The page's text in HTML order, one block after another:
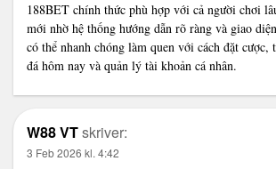
188BET chính thức phù hợp với cả người chơi
mới nhờ hệ thống hướng dẫn rõ ràng và giao
có thể nhanh chóng làm quen với cách đặt cược,
đá hôm nay và quản lý tài khoản cá nhân.
W88 VTskriver:
3 Feb 2026 kl. 4:42